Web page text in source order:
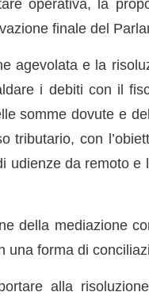
finale del
agevolata e la
i debiti con il
somme dovute e
tributario, con
udienze da remoto e
della mediazione
una forma di
alla